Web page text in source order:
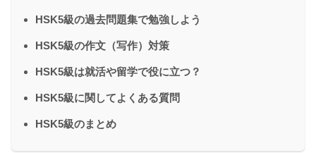
HSK5級の過去問題集で勉強しよう
HSK5級の作文（写作）対策
HSK5級は就活や留学で役に立つ？
HSK5級に関してよくある質問
HSK5級のまとめ